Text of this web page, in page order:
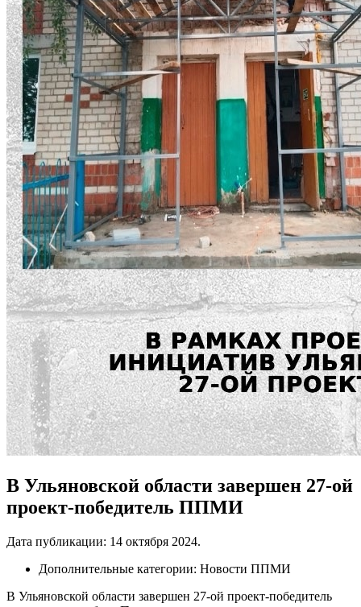
В Ульяновской области завершен 27-ой
проект-победитель ППМИ
Дата публикации: 14 октября 2024.
Дополнительные категории: Новости ППМИ
В Ульяновской области завершен 27-ой проект-победитель